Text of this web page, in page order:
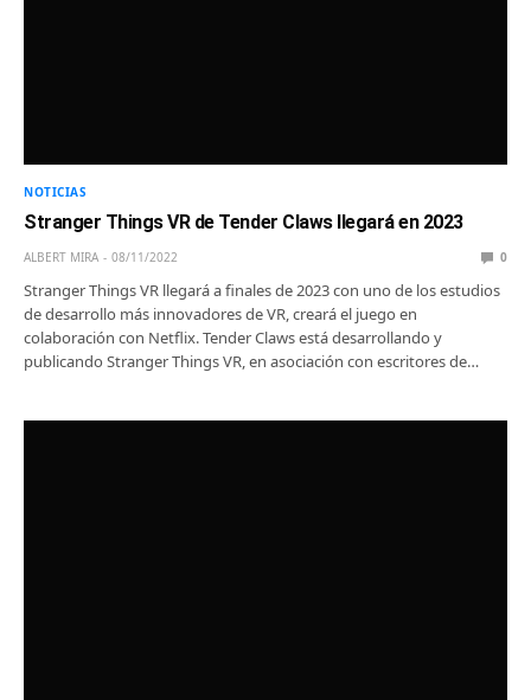
NOTICIAS
Stranger Things VR de Tender Claws llegará en 2023
ALBERT MIRA 08/11/2022 0
Stranger Things VR llegará a finales de 2023 con uno de los estudios
de desarrollo más innovadores de VR, creará el juego en
colaboración con Netflix. Tender Claws está desarrollando y
publicando Stranger Things VR, en asociación con escritores de…